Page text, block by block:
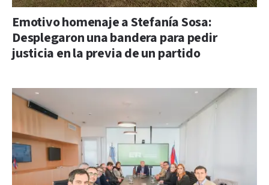
Emotivo homenaje a Stefanía Sosa:
Desplegaron una bandera para pedir
justicia en la previa de un partido